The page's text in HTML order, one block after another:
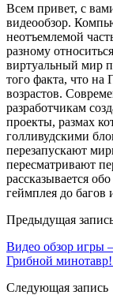
Всем привет, с
видеообзор.
неотъемлемой
разному
виртуальный мир
того факта, что
возрастов.
разработчикам
проекты, размах
голливудскими
перезапускают
пересматривают
рассказывается
геймплея до багов
Предыдущая
Видео обзор
Грибной
Следующая запись